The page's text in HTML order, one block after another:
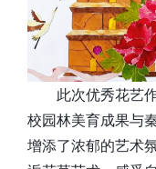
此次优秀花艺
校园林美育成果与
增添了浓郁的艺术